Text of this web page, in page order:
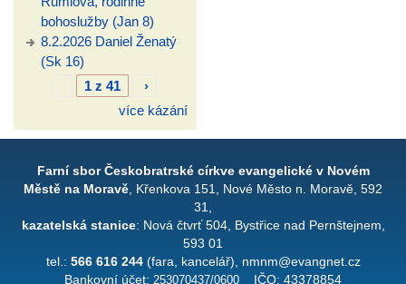
bohoslužby (Jan 8)
8.2.2026 Daniel Ženatý
(Sk 16)
1 z 41
›
více kázání
Farní sbor Českobratrské církve evangelické v Novém
Městě na Moravě , Křenkova 151, Nové Město n. Moravě, 592
31,
kazatelská stanice: Nová čtvrť 504, Bystřice nad Pernštejnem,
593 01
tel.: 566 616 244(fara, kancelář), nmnm@evangnet.cz
Bankovní účet: 253070437/0600 IČO: 43378854